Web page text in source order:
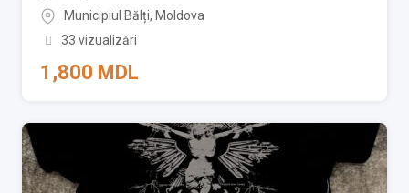
Municipiul Bălți, Moldova
33 vizualizări
1,800 MDL